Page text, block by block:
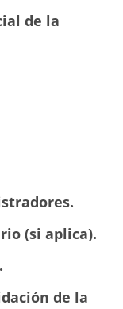
de la
(si aplica).
de la